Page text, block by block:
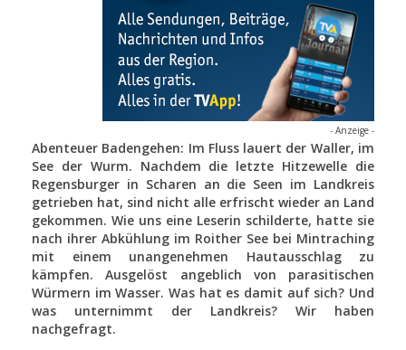
- Anzeige -
Abenteuer Badengehen: Im Fluss lauert der Waller, im
See der Wurm. Nachdem die letzte Hitzewelle die
Regensburger in Scharen an die Seen im Landkreis
getrieben hat, sind nicht alle erfrischt wieder an Land
gekommen. Wie uns eine Leserin schilderte, hatte sie
nach ihrer Abkühlung im Roither See bei Mintraching
mit einem unangenehmen Hautausschlag zu
kämpfen. Ausgelöst angeblich von parasitischen
Würmern im Wasser. Was hat es damit auf sich? Und
was unternimmt der Landkreis? Wir haben
nachgefragt.